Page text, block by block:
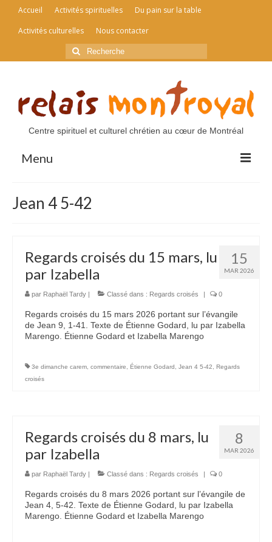
Accueil Activités spirituelles
Du pain sur la table
Activités culturelles
Nous contacter
Rechercher
:
Centre spirituel et culturel chrétien au cœur de Montréal
Menu
Activités culturelles
Nous contacter
Jean 4 5-42
15
MAR 2026
Regards croisés du 15 mars, lu
par Izabella
par Raphaël Tardy | Classé dans : Regards croisés | 0
Regards croisés du 15 mars 2026 portant sur l’évangile
de Jean 9, 1-41. Texte de Étienne Godard, lu par Izabella
Marengo. Étienne Godard et Izabella Marengo
3e dimanche carem commentaire Étienne Godard Jean 4 5-42
Regards
croisés
8
MAR 2026
Regards croisés du 8 mars, lu
par Izabella
par Raphaël Tardy | Classé dans : Regards croisés | 0
Regards croisés du 8 mars 2026 portant sur l’évangile de
Jean 4, 5-42. Texte de Étienne Godard, lu par Izabella
Marengo. Étienne Godard et Izabella Marengo